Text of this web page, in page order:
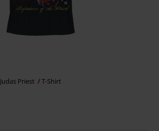
Judas Priest T-Shirt